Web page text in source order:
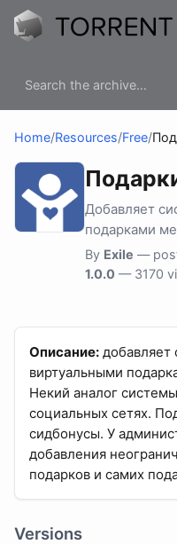
Home/Resources/Free/
Добавляет
подарками
By Exile —
1.0.0 — 3170
Описание: добавляет
виртуальными
Некий аналог
социальных сетях.
сидбонусы. У
добавления
подарков и самих
Versions